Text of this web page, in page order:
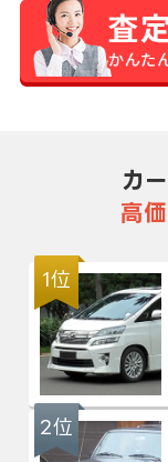
カ
高
1位
2位